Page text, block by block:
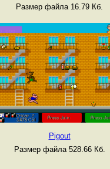
Размер файла 16.79 Кб.
Pigout
Размер файла 528.66 Кб.